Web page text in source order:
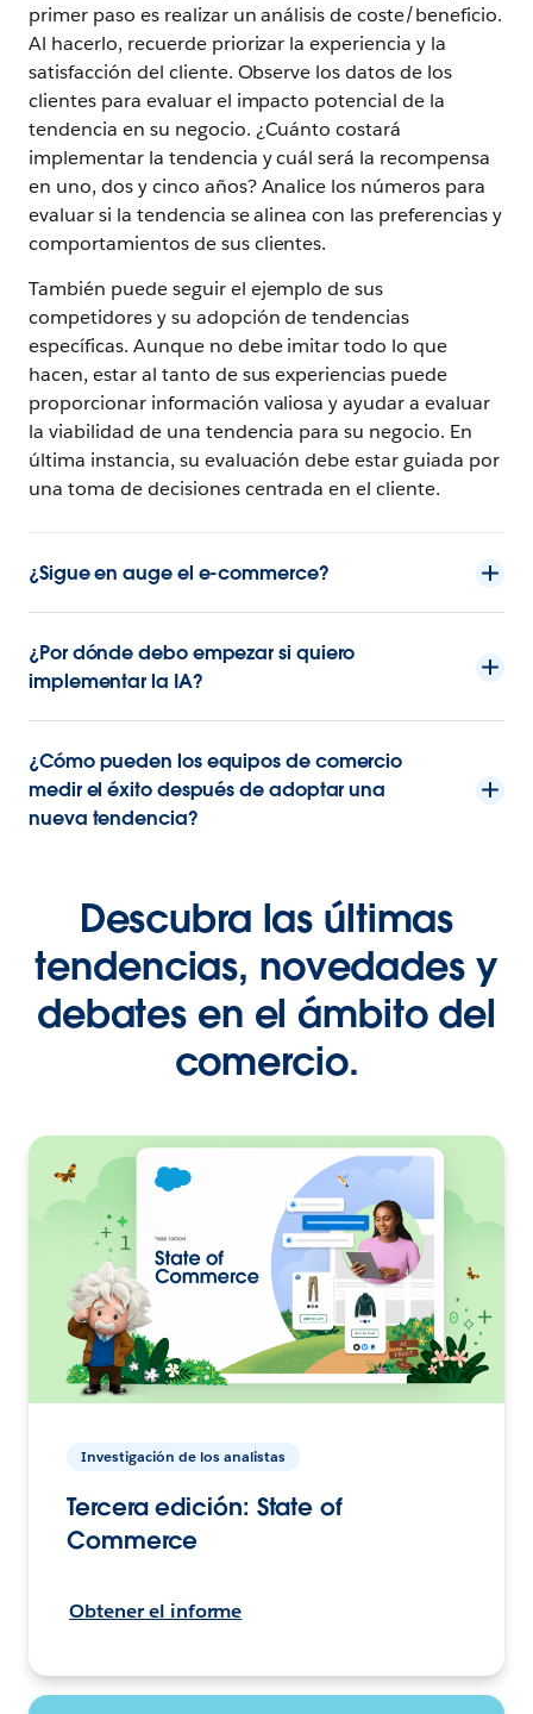
primer paso es realizar un análisis de coste/beneficio.
Al hacerlo, recuerde priorizar la experiencia y la
satisfacción del cliente. Observe los datos de los
clientes para evaluar el impacto potencial de la
tendencia en su negocio. ¿Cuánto costará
implementar la tendencia y cuál será la recompensa
en uno, dos y cinco años? Analice los números para
evaluar si la tendencia se alinea con las preferencias y
comportamientos de sus clientes.
También puede seguir el ejemplo de sus
competidores y su adopción de tendencias
específicas. Aunque no debe imitar todo lo que
hacen, estar al tanto de sus experiencias puede
proporcionar información valiosa y ayudar a evaluar
la viabilidad de una tendencia para su negocio. En
última instancia, su evaluación debe estar guiada por
una toma de decisiones centrada en el cliente.
¿Sigue en auge el e-commerce?
¿Por dónde debo empezar si quiero
implementar la IA?
¿Cómo pueden los equipos de comercio
medir el éxito después de adoptar una
nueva tendencia?
Descubra las últimas
tendencias, novedades y
debates en el ámbito del
comercio.
Investigación de los analistas
Tercera edición: State of
Commerce
Obtener el informe